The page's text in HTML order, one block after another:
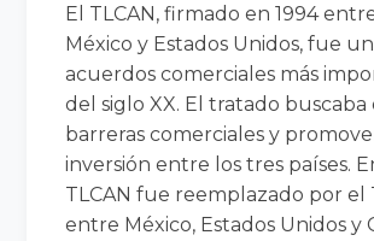
El TLCAN, firmado en 1994
México y Estados Unidos, fue
acuerdos comerciales más
del siglo XX. El tratado buscaba
barreras comerciales y
inversión entre los tres países.
TLCAN fue reemplazado por el
entre México, Estados Unidos y